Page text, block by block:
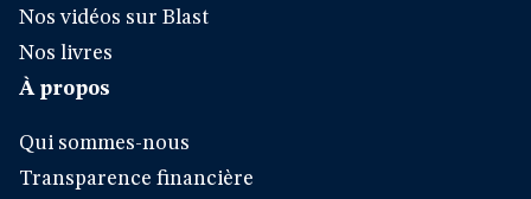
Nos vidéos sur Blast
Nos livres
À propos
Qui sommes-nous
Transparence financière